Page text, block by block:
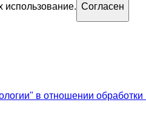
использование. Согласен
в отношении